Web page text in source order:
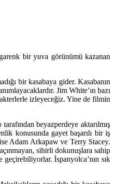
bir yuva görünümü kazanan
bir kasabaya gider. Kasabanın
Jim White’ın bazı
izleyeceğiz. Yine de filmin
beyazperdeye aktarılmış
konusunda gayet başarılı bir iş
Adam Arkapaw ve Terry Stacey.
sihirli dokunuşlara sahip
İspanyolca’nın sık